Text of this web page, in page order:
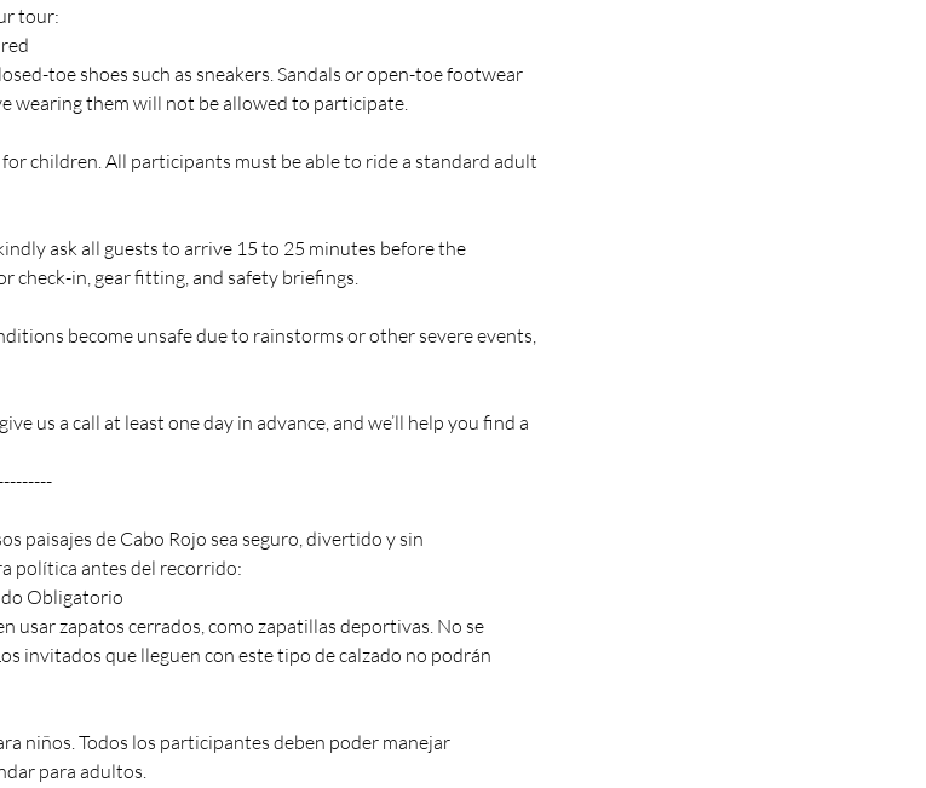
tour:
toe shoes such as sneakers. Sandals or open-toe footwear
wearing them will not be allowed to participate.
children. All participants must be able to ride a standard adult
ask all guests to arrive 15 to 25 minutes before the
check-in, gear fitting, and safety briefings.
become unsafe due to rainstorms or other severe events,
us a call at least one day in advance, and we’ll help you find a
paisajes de Cabo Rojo sea seguro, divertido y sin
política antes del recorrido:
Obligatorio
usar zapatos cerrados, como zapatillas deportivas. No se
invitados que lleguen con este tipo de calzado no podrán
niños. Todos los participantes deben poder manejar
para adultos.